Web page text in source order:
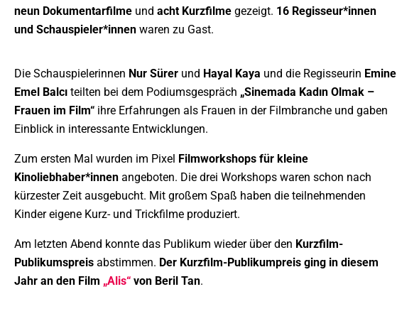
neun Dokumentarfilme und acht Kurzfilme gezeigt. 16 Regisseur*innen
und Schauspieler*innen waren zu Gast.
Die Schauspielerinnen Nur Sürer und Hayal Kaya und die Regisseurin Emine
Emel Balcı teilten bei dem Podiumsgespräch „Sinemada Kadın Olmak –
Frauen im Film“ ihre Erfahrungen als Frauen in der Filmbranche und gaben
Einblick in interessante Entwicklungen.
Zum ersten Mal wurden im Pixel Filmworkshops für kleine
Kinoliebhaber*innen angeboten. Die drei Workshops waren schon nach
kürzester Zeit ausgebucht. Mit großem Spaß haben die teilnehmenden
Kinder eigene Kurz- und Trickfilme produziert.
Am letzten Abend konnte das Publikum wieder über den Kurzfilm-
Publikumspreis abstimmen. Der Kurzfilm-Publikumpreis ging in diesem
Jahr an den Film „Alis“ von Beril Tan.